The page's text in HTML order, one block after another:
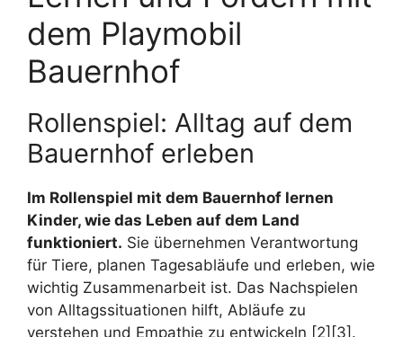
dem Playmobil
Bauernhof
Rollenspiel: Alltag auf dem
Bauernhof erleben
Im Rollenspiel mit dem Bauernhof lernen
Kinder, wie das Leben auf dem Land
funktioniert. Sie übernehmen Verantwortung
für Tiere, planen Tagesabläufe und erleben, wie
wichtig Zusammenarbeit ist. Das Nachspielen
von Alltagssituationen hilft, Abläufe zu
verstehen und Empathie zu entwickeln [2][3].